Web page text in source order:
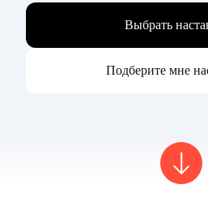
Выбрать
Подберите мне